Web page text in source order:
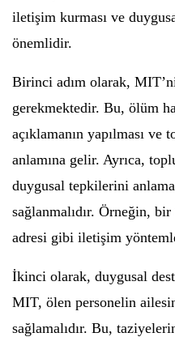
iletişim kurması ve
önemlidir.
Birinci adım olarak,
gerekmektedir. Bu, ölüm
açıklamanın yapılması
anlamına gelir. Ayrıca,
duygusal tepkilerini
sağlanmalıdır. Örneğin,
adresi gibi iletişim
İkinci olarak, duygusal
MIT, ölen personelin
sağlamalıdır. Bu,